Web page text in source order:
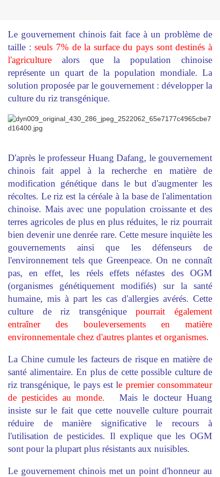
Le gouvernement chinois fait face à un problème de
taille :seuls 7% de la surface du pays sont destinés à
l'agriculture alors que la population chinoise
représente un quart de la population mondiale. La
solution proposée par le gouvernement : développer la
culture du riz transgénique.
D'après le professeur Huang Dafang, le gouvernement
chinois fait appel à la recherche en matière de
modification génétique dans le but d'augmenter les
récoltes. Le riz est la céréale à la base de l'alimentation
chinoise. Mais avec une population croissante et des
terres agricoles de plus en plus réduites, le riz pourrait
bien devenir une denrée rare. Cette mesure inquiète les
gouvernements ainsi que les défenseurs de
l'environnement tels que Greenpeace. On ne connaît
pas, en effet, les réels effets néfastes des OGM
(organismes génétiquement modifiés) sur la santé
humaine, mis à part les cas d'allergies avérés. Cette
culture de riz transgéniquepourrait également
entraîner des bouleversements en matière
environnementale chez d'autres plantes et organismes.
La Chine cumule les facteurs de risque en matière de
santé alimentaire. En plus de cette possible culture de
riz transgénique, le pays est le premier consommateur
de pesticides au monde. Mais le docteur Huang
insiste sur le fait que cette nouvelle culture pourrait
réduire de manière significative le recours à
l'utilisation de pesticides. Il explique que les OGM
sont pour la plupart plus résistants aux nuisibles.
Le gouvernement chinois met un point d'honneur au